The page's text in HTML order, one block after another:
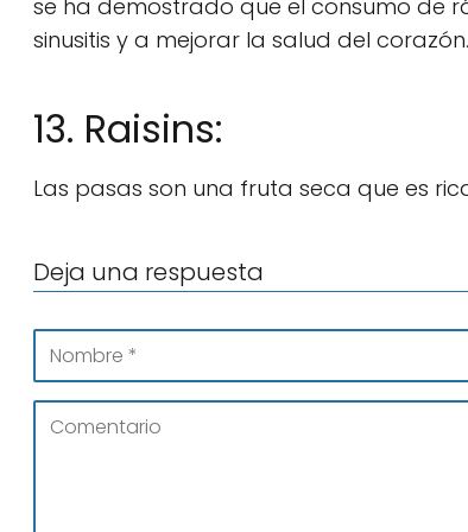
se ha demostrado que el consumo de
sinusitis y a mejorar la salud del corazón.
13. Raisins:
Las pasas son una fruta seca que es
Deja una respuesta